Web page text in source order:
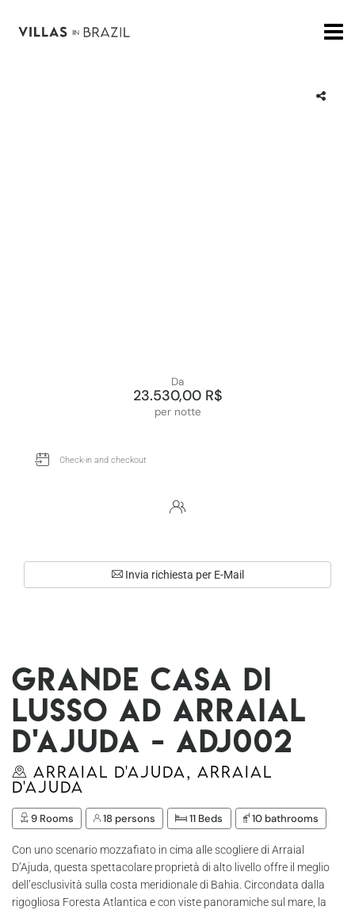
Grande casa di
lusso ad Arraial
d'Ajuda - Adj002
Arraial D'Ajuda, Arraial
D'Ajuda
9 Rooms 18 persons 11 Beds 10 bathrooms
Con uno scenario mozzafiato in cima alle scogliere di Arraial
D’Ajuda, questa spettacolare proprietà di alto livello offre il meglio
dell’esclusività sulla costa meridionale di Bahia. Circondata dalla
rigogliosa Foresta Atlantica e con viste panoramiche sul mare, la
Da
23.530,00 R$
per notte
Invia richiesta per E-Mail